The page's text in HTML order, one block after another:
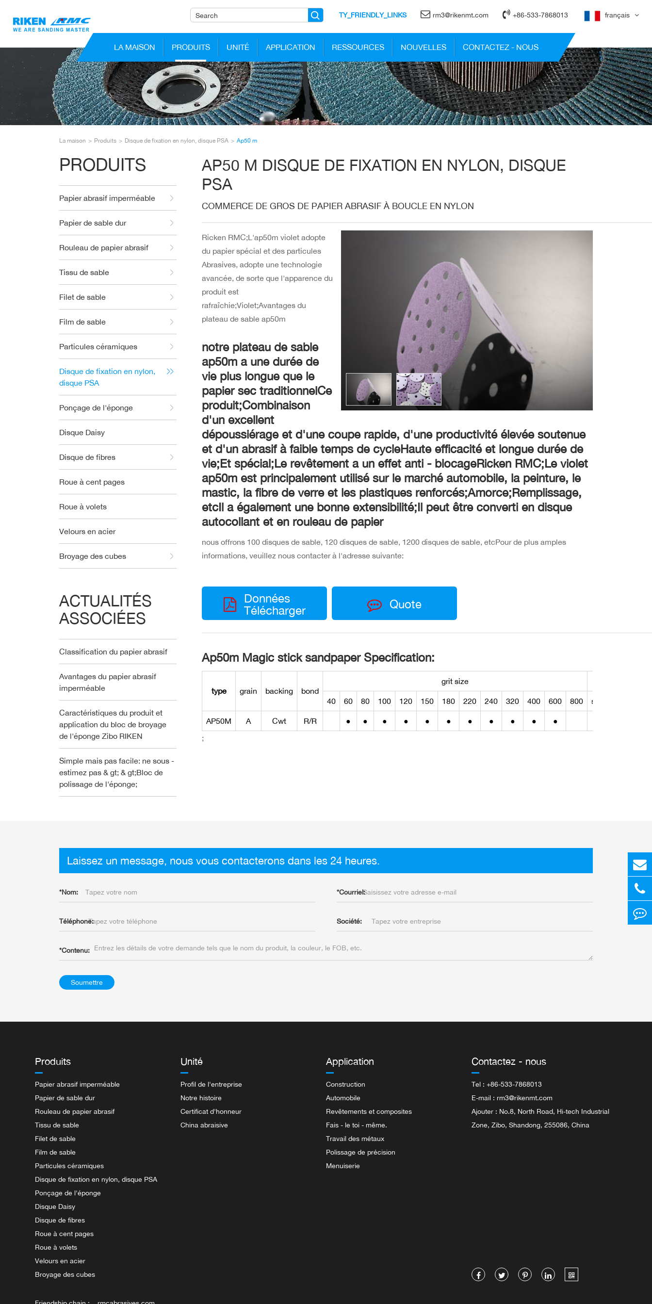
TY_FRIENDLY_LINKS rm3@rikenmt.com +86-533-7868013 français
LA MAISON PRODUITS UNITÉ APPLICATION RESSOURCES NOUVELLES CONTACTEZ - NOUS
La maison Produits Disque de fixation en nylon, disque PSA Ap50 m
PRODUITS
Papier abrasif imperméable
Papier de sable dur
Rouleau de papier abrasif
Tissu de sable
Filet de sable
Film de sable
Particules céramiques
Disque de fixation en nylon,
disque PSA
Ponçage de l'éponge
Disque Daisy
Disque de fibres
Roue à cent pages
Roue à volets
Velours en acier
Broyage des cubes
ACTUALITÉS
ASSOCIÉES
Classification du papier abrasif
Avantages du papier abrasif
imperméable
Caractéristiques du produit et
application du bloc de broyage
de l'éponge Zibo RIKEN
Simple mais pas facile: ne sous -
estimez pas & gt; & gt;Bloc de
polissage de l'éponge;
AP50 M DISQUE DE FIXATION EN NYLON, DISQUE
PSA
COMMERCE DE GROS DE PAPIER ABRASIF À BOUCLE EN NYLON
Ricken RMC;L'ap50m violet adopte
du papier spécial et des particules
Abrasives, adopte une technologie
avancée, de sorte que l'apparence du
produit est
rafraîchie;Violet;Avantages du
plateau de sable ap50m
notre plateau de sable
ap50m a une durée de
vie plus longue que le
papier sec traditionnelCe
produit;Combinaison
d'un excellent
dépoussiérage et d'une coupe rapide, d'une productivité élevée soutenue
et d'un abrasif à faible temps de cycleHaute efficacité et longue durée de
vie;Et spécial;Le revêtement a un effet anti - blocageRicken RMC;Le violet
ap50m est principalement utilisé sur le marché automobile, la peinture, le
mastic, la fibre de verre et les plastiques renforcés;Amorce;Remplissage,
etcIl a également une bonne extensibilité;Il peut être converti en disque
autocollant et en rouleau de papier
nous offrons 100 disques de sable, 120 disques de sable, 1200 disques de sable, etcPour de plus amples
informations, veuillez nous contacter à l'adresse suivante:
Données
Télécharger
Quote
Ap50m Magic stick sandpaper Specification:
type grain backing bond
grit size
40 60 80 100 120 150 180 220 240 320 400 600 800 sheet
AP50M A Cwt R/R ● ● ● ● ● ● ● ● ● ● ●
;
Laissez un message, nous vous contacterons dans les 24 heures.
*Nom: *Courriel:
Téléphone: Société:
*Contenu:
Soumettre
Produits
Papier abrasif imperméable
Papier de sable dur
Rouleau de papier abrasif
Tissu de sable
Filet de sable
Film de sable
Particules céramiques
Disque de fixation en nylon, disque PSA
Ponçage de l'éponge
Disque Daisy
Disque de fibres
Roue à cent pages
Roue à volets
Velours en acier
Broyage des cubes
Unité
Profil de l'entreprise
Notre histoire
Certificat d'honneur
China abraisive
Application
Construction
Automobile
Revêtements et composites
Fais - le toi - même.
Travail des métaux
Polissage de précision
Menuiserie
Contactez - nous
Tel : +86-533-7868013
E-mail : rm3@rikenmt.com
Ajouter : No.8, North Road, Hi-tech Industrial
Zone, Zibo, Shandong, 255086, China